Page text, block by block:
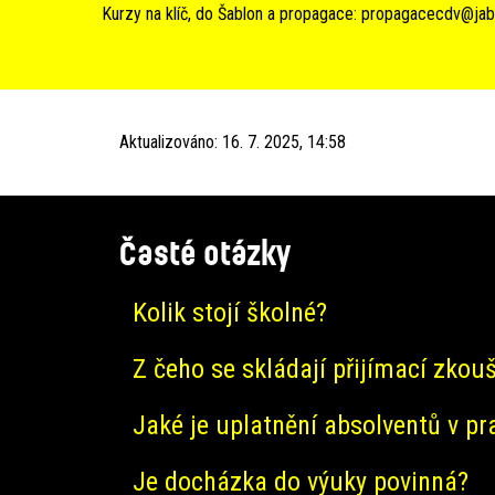
Kurzy na klíč, do Šablon a propagace:
Aktualizováno: 16. 7. 2025, 14:58
Časté otázky
Kolik stojí školné?
Z čeho se skládají přijímací
Jaké je uplatnění absolventů v
Je docházka do výuky povinná?